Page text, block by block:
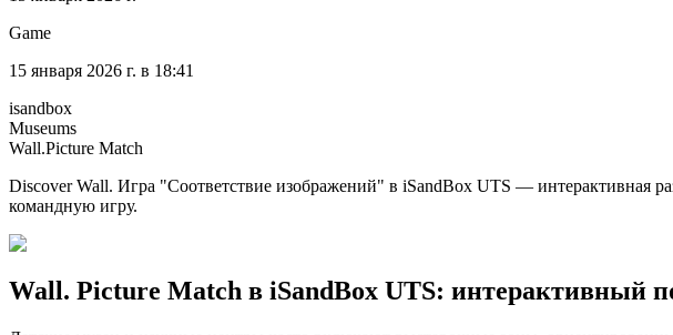
Game
15 января 2026 г. в 18:41
isandbox
Museums
Wall.Picture Match
Discover Wall. Игра "Соответствие изображений" в iSandBox UTS — интерактивная
командную игру.
Wall. Picture Match в iSandBox UTS: интерактивный